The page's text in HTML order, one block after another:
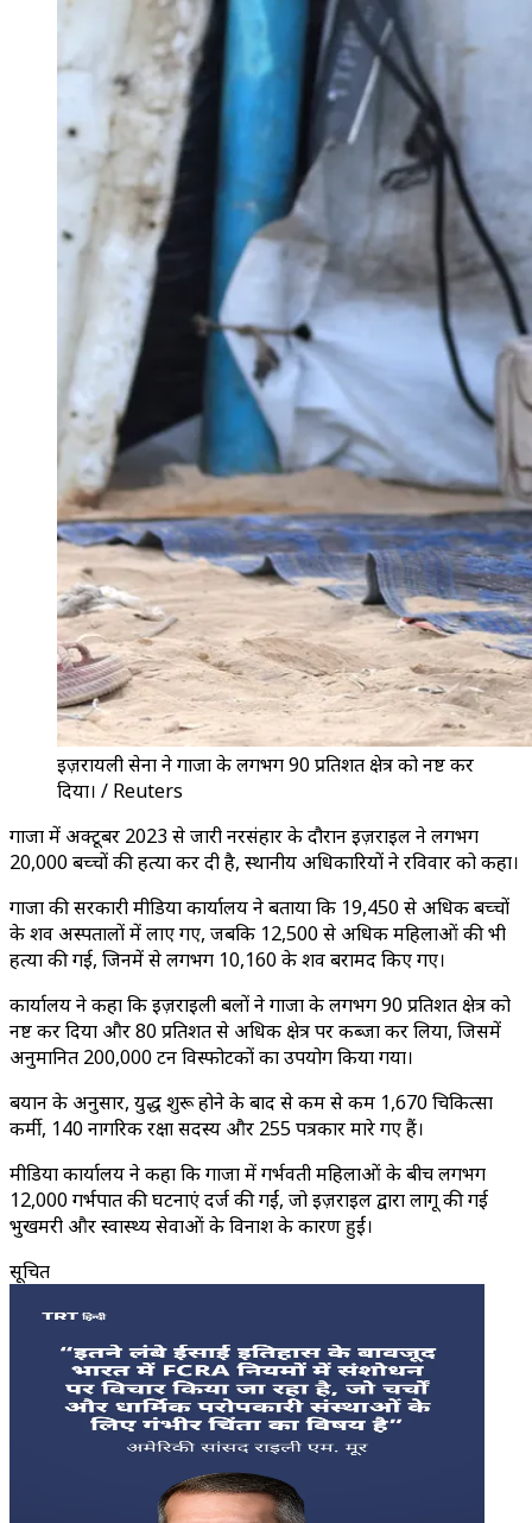
इज़रायली सेना ने गाजा के लगभग 90 प्रतिशत क्षेत्र को नष्ट कर
दिया। / Reuters
गाजा में अक्टूबर 2023 से जारी नरसंहार के दौरान इज़राइल ने लगभग
20,000 बच्चों की हत्या कर दी है, स्थानीय अधिकारियों ने रविवार को कहा।
गाजा की सरकारी मीडिया कार्यालय ने बताया कि 19,450 से अधिक बच्चों
के शव अस्पतालों में लाए गए, जबकि 12,500 से अधिक महिलाओं की भी
हत्या की गई, जिनमें से लगभग 10,160 के शव बरामद किए गए।
कार्यालय ने कहा कि इज़राइली बलों ने गाजा के लगभग 90 प्रतिशत क्षेत्र को
नष्ट कर दिया और 80 प्रतिशत से अधिक क्षेत्र पर कब्जा कर लिया, जिसमें
अनुमानित 200,000 टन विस्फोटकों का उपयोग किया गया।
बयान के अनुसार, युद्ध शुरू होने के बाद से कम से कम 1,670 चिकित्सा
कर्मी, 140 नागरिक रक्षा सदस्य और 255 पत्रकार मारे गए हैं।
मीडिया कार्यालय ने कहा कि गाजा में गर्भवती महिलाओं के बीच लगभग
12,000 गर्भपात की घटनाएं दर्ज की गईं, जो इज़राइल द्वारा लागू की गई
भुखमरी और स्वास्थ्य सेवाओं के विनाश के कारण हुईं।
सूचित